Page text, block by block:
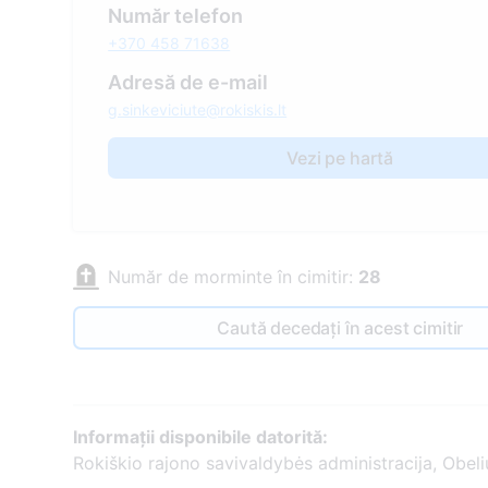
Număr telefon
+370 458 71638
Adresă de e-mail
g.sinkeviciute@rokiskis.lt
Vezi pe hartă
Număr de morminte în cimitir: 28
Caută decedați în acest cimitir
Informații disponibile datorită:
Rokiškio rajono savivaldybės administracija,